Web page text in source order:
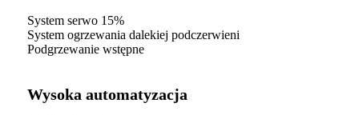
System serwo 15%
System ogrzewania dalekiej podczerwieni
Podgrzewanie wstępne
Wysoka automatyzacja